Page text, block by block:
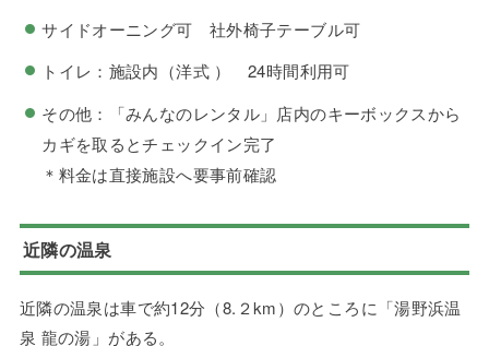
サイドオーニング可 社外椅子テーブル可
トイレ：施設内（洋式 ） 24時間利用可
その他：「みんなのレンタル」店内のキーボックスから
カギを取るとチェックイン完了
＊料金は直接施設へ要事前確認
近隣の温泉
近隣の温泉は車で約12分（8.２km）のところに「湯野浜温
泉 龍の湯」がある。